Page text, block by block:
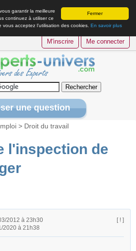
Fermer
garantir la meilleure
continuez à utiliser ce
acceptez l’utilisation des cookies. En savoir plus
M'inscrire Me connecter
une question
> Droit du travail
l'inspection de
2012 à 23h30
2020 à 21h38
[ ! ]